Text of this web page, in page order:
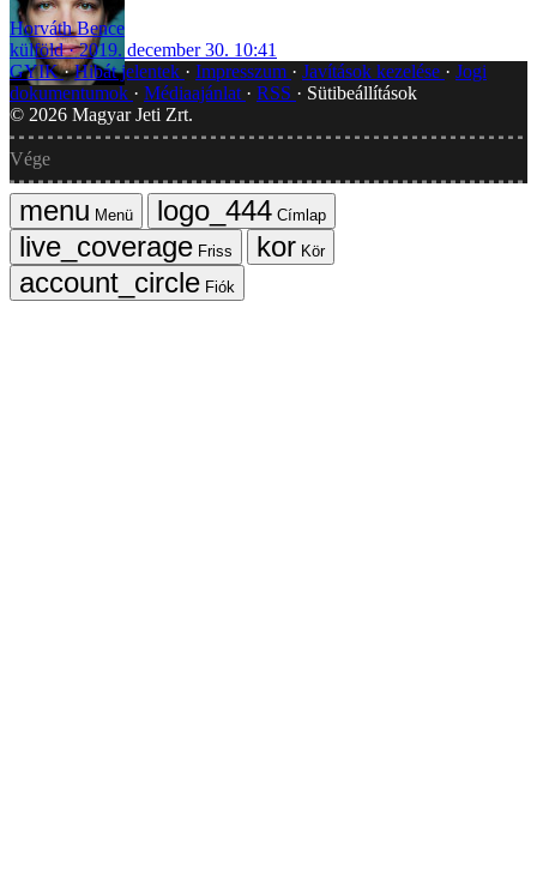
Horváth Bence
külföld
2019. december 30. 10:41
GYIK Hibát jelentek Impresszum Javítások kezelése
Jogi
dokumentumok
Médiaajánlat RSS
Sütibeállítások
© 2026 Magyar Jeti Zrt.
Vége
Menü
Címlap
Friss
Kör
Fiók